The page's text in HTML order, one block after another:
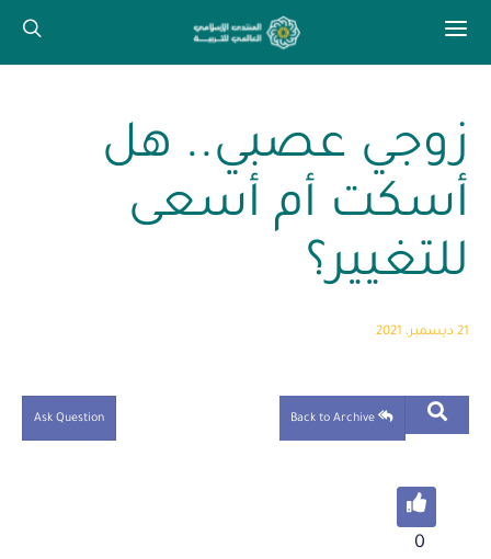
زوجي عصبي.. هل
أسكت أم أسعى
للتغيير؟
21 ديسمبر، 2021
Ask Question
0